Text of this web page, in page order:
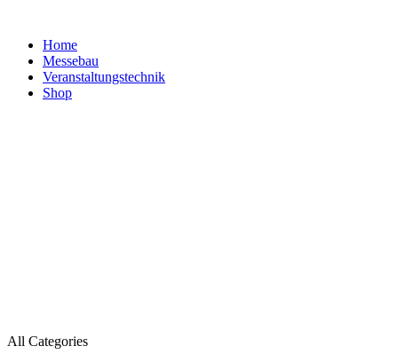
Home
Messebau
Veranstaltungs­technik
Shop
All Categories